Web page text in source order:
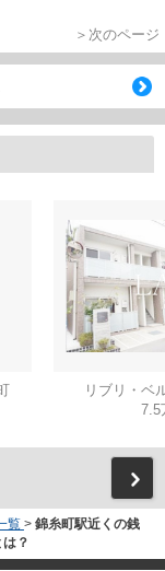
＞次のページ
リブリ・ベ
7.5
覧 > 錦糸町駅近くの銭
？